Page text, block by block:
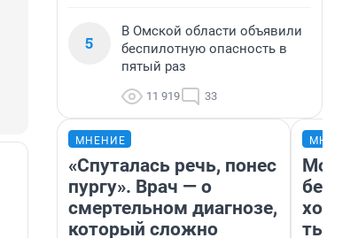
5
В Омской области объявили
беспилотную опасность в
пятый раз
11 919 33
МНЕНИЕ
«Спуталась речь, понес
пургу». Врач — о
смертельном диагнозе,
который сложно
Мой